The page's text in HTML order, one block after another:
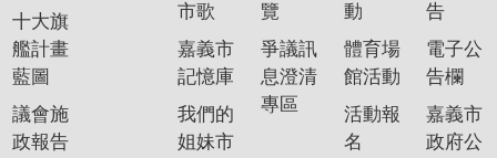
民
服
務
聯
十大旗
艦計畫
藍圖
議會施
政報告
市歌
嘉義市
記憶庫
我們的
姐妹市
覽
爭議訊
息澄清
專區
動
體育場
館活動
活動報
名
告
電子公
告欄
嘉義市
政府公